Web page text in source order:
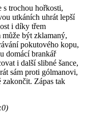
s trochou hořkosti,
utkáních uhrát lepší
i díky třem
může být zklamaný,
pokutového kopu,
domácí brankář
i další slibné šance,
sám proti gólmanovi,
zakončit. Zápas tak